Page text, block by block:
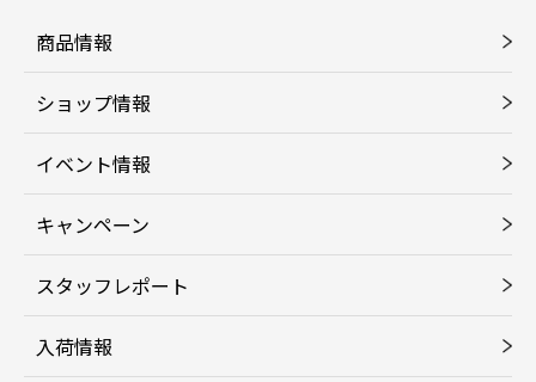
商品情報
ショップ情報
イベント情報
キャンペーン
スタッフレポート
入荷情報